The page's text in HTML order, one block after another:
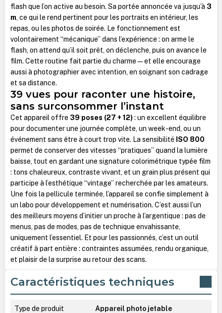
flash que l’on active au besoin. Sa portée annoncée va jusqu’à 3
m, ce qui le rend pertinent pour les portraits en intérieur, les
repas, ou les photos de soirée. Le fonctionnement est
volontairement “mécanique” dans l’expérience : on arme le
flash, on attend qu’il soit prêt, on déclenche, puis on avance le
film. Cette routine fait partie du charme — et elle encourage
aussi à photographier avec intention, en soignant son cadrage
et sa distance.
39 vues pour raconter une histoire,
sans surconsommer l’instant
Cet appareil offre 39 poses (27 + 12) : un excellent équilibre
pour documenter une journée complète, un week-end, ou un
événement sans être à court trop vite. La sensibilité ISO 800
permet de conserver des vitesses “pratiques” quand la lumière
baisse, tout en gardant une signature colorimétrique typée film
: tons chaleureux, contraste vivant, et un grain plus présent qui
participe à l’esthétique “vintage” recherchée par les amateurs.
Une fois la pellicule terminée, l’appareil se confie simplement à
un labo pour développement et numérisation. C’est aussi l’un
des meilleurs moyens d’initier un proche à l’argentique : pas de
menus, pas de modes, pas de technique envahissante,
uniquement l’essentiel. Et pour les passionnés, c’est un outil
créatif à part entière : contraintes assumées, rendu organique,
et plaisir de la surprise au retour des scans.
Caractéristiques techniques
Type de produit Appareil photo jetable